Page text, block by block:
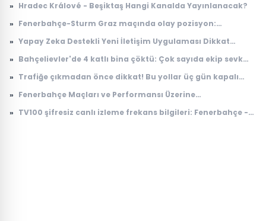
» Hradec Králové - Beşiktaş Hangi Kanalda Yayınlanacak?
» Fenerbahçe-Sturm Graz maçında olay pozisyon:
» Yapay Zeka Destekli Yeni İletişim Uygulaması Dikkat
» Bahçelievler'de 4 katlı bina çöktü: Çok sayıda ekip sevk
» Trafiğe çıkmadan önce dikkat! Bu yollar üç gün kapalı
» Fenerbahçe Maçları ve Performansı Üzerine
» TV100 şifresiz canlı izleme frekans bilgileri: Fenerbahçe -